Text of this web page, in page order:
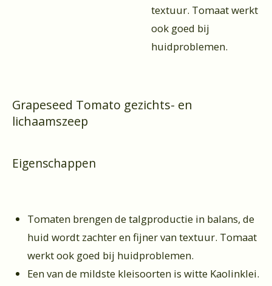
textuur. Tomaat werkt
ook goed bij
huidproblemen.
Grapeseed Tomato gezichts- en
lichaamszeep
Eigenschappen
Tomaten brengen de talgproductie in balans, de
huid wordt zachter en fijner van textuur. Tomaat
werkt ook goed bij huidproblemen.
Een van de mildste kleisoorten is witte Kaolinklei.